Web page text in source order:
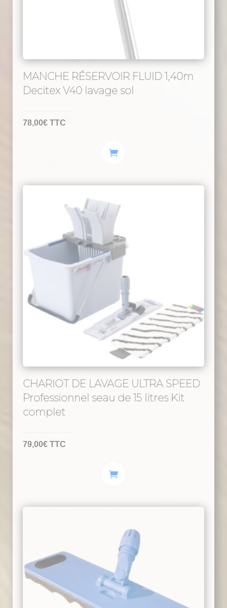
MANCHE RÉSERVOIR FLUID 1,40m
Decitex V40 lavage sol
78,00€ TTC
CHARIOT DE LAVAGE ULTRA SPEED
Professionnel seau de 15 litres Kit
complet
79,00€ TTC